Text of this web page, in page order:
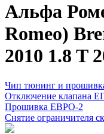
Альфа
Romeo)
2010 1.8 T
Чип тюнинг и
Отключение клапана
Прошивка ЕВРО-2
Снятие ограничителя